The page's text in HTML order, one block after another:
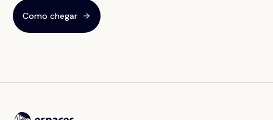
Como chegar